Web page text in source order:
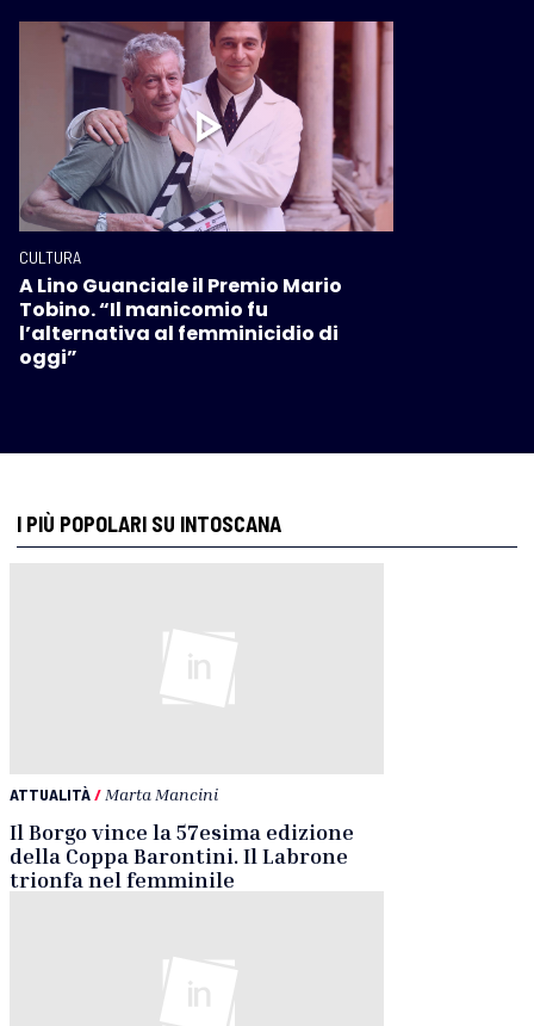
CULTURA
A Lino Guanciale il Premio Mario
Tobino. “Il manicomio fu
l’alternativa al femminicidio di
oggi”
I PIÙ POPOLARI SU INTOSCANA
ATTUALITÀ/ Marta Mancini
Il Borgo vince la 57esima edizione
della Coppa Barontini. Il Labrone
trionfa nel femminile